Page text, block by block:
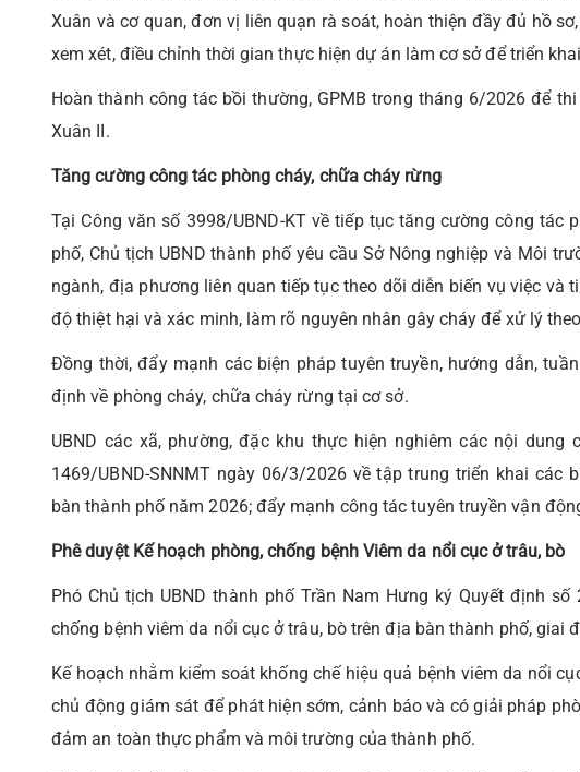
Xuân và cơ quan, đơn vị liên quạn rà soát, hoàn thiện đầy đủ hồ
xem xét, điều chỉnh thời gian thực hiện dự án làm cơ sở để triển
Hoàn thành công tác bồi thường, GPMB trong tháng 6/2026 để
Xuân II.
Tăng cường công tác phòng cháy, chữa cháy rừng
Tại Công văn số 3998/UBND-KT về tiếp tục tăng cường công tác
phố, Chủ tịch UBND thành phố yêu cầu Sở Nông nghiệp và Môi
ngành, địa phương liên quan tiếp tục theo dõi diễn biến vụ việc và
độ thiệt hại và xác minh, làm rõ nguyên nhân gây cháy để xử lý
Đồng thời, đẩy mạnh các biện pháp tuyên truyền, hướng dẫn,
định về phòng cháy, chữa cháy rừng tại cơ sở.
UBND các xã, phường, đặc khu thực hiện nghiêm các nội
1469/UBND-SNNMT ngày 06/3/2026 về tập trung triển khai các
bàn thành phố năm 2026; đẩy mạnh công tác tuyên truyền vận
Phê duyệt Kế hoạch phòng, chống bệnh Viêm da nổi cục ở trâu, bò
Phó Chủ tịch UBND thành phố Trần Nam Hưng ký Quyết định
chống bệnh viêm da nổi cục ở trâu, bò trên địa bàn thành phố, giai
Kế hoạch nhằm kiểm soát khống chế hiệu quả bệnh viêm da nổi
chủ động giám sát để phát hiện sớm, cảnh báo và có giải pháp
đảm an toàn thực phẩm và môi trường của thành phố.